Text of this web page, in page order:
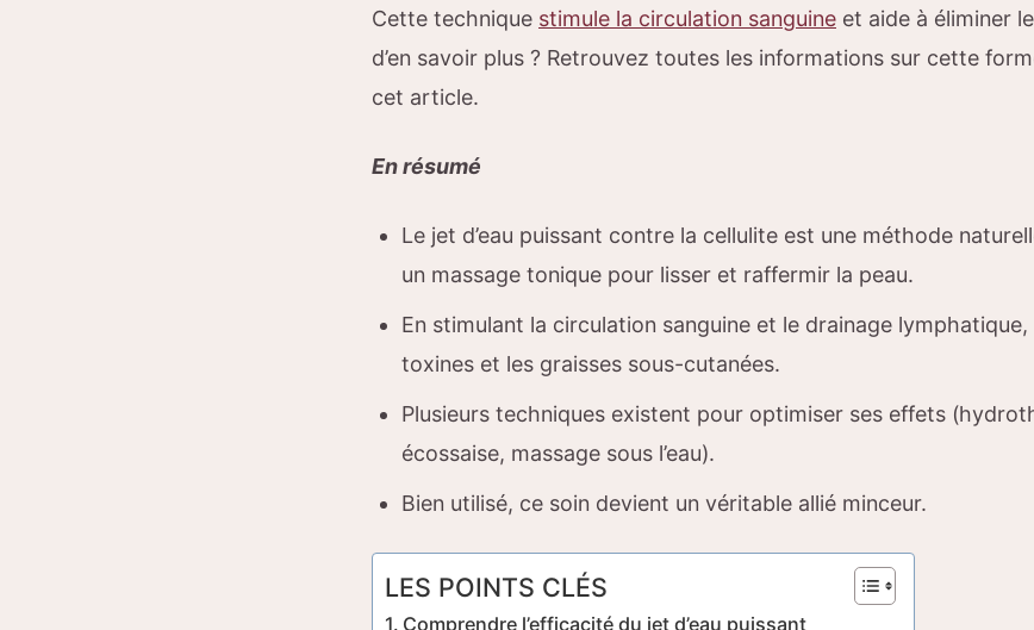
Cette technique stimule la circulation sanguine et aide à éliminer
d’en savoir plus ? Retrouvez toutes les informations sur cette
cet article.
En résumé
Le jet d’eau puissant contre la cellulite est une méthode
un massage tonique pour lisser et raffermir la peau.
En stimulant la circulation sanguine et le drainage lymphatique,
toxines et les graisses sous-cutanées.
Plusieurs techniques existent pour optimiser ses effets
écossaise, massage sous l’eau).
Bien utilisé, ce soin devient un véritable allié minceur.
LES POINTS CLÉS
Comprendre l’efficacité du jet d’eau puissant